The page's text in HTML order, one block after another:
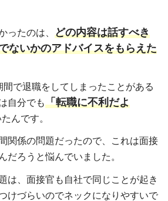
ったのは、 どの内容は話すべき
ないかのアドバイスをもらえた
で退職をしてしまったことがある
自分でも「転職に不利だよ
んです。
関係の問題だったので、これは面接
だろうと悩んでいました。
は、面接官も自社で同じことが起き
けづらいのでネックになりやすいで